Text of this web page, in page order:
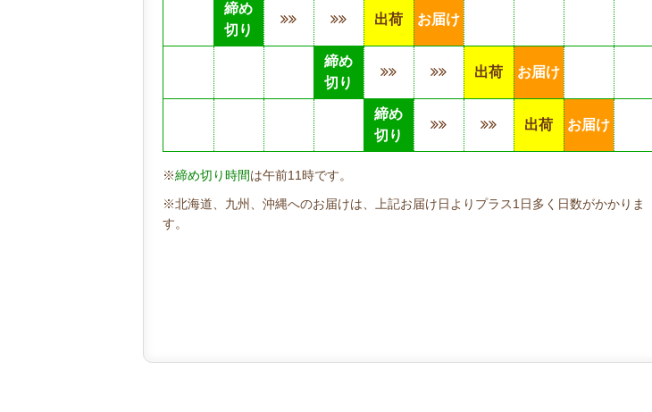
締め
切り
出荷 お届け
締め
切り
出荷 お届け
締め
切り
出荷 お届け
※締め切り時間は午前11時です。
※北海道、九州、沖縄へのお届けは、上記お届け日よりプラス1日多く日数がかかりま
す。